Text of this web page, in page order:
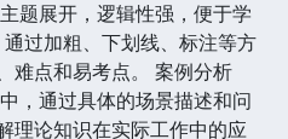
题展开，逻辑性强，便于学
过加粗、下划线、标注等方
难点和易考点。 案例分析
，通过具体的场景描述和问
理论知识在实际工作中的应